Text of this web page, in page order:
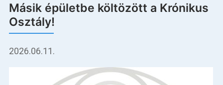
Másik épületbe költözött a Krónikus
Osztály!
2026.06.11.